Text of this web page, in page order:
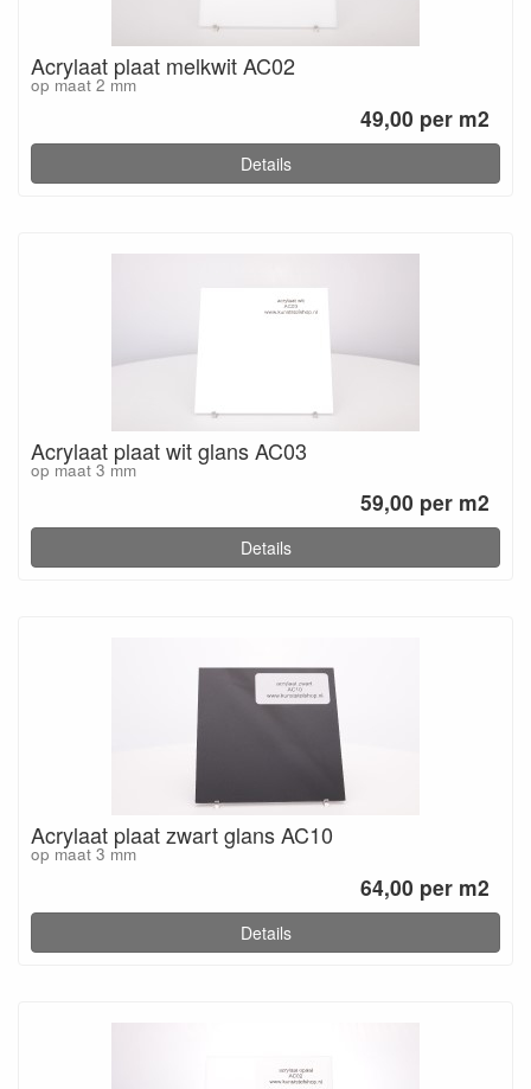
Acrylaat plaat melkwit AC02
op maat 2 mm
49,00 per m2
Details
Acrylaat plaat wit glans AC03
op maat 3 mm
59,00 per m2
Details
Acrylaat plaat zwart glans AC10
op maat 3 mm
64,00 per m2
Details